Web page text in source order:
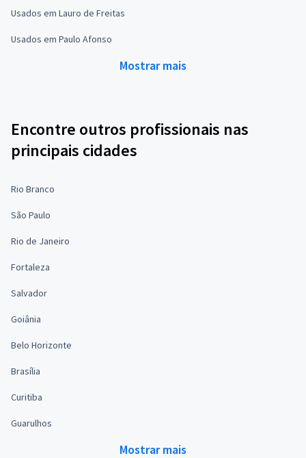
Usados em Lauro de Freitas
Usados em Paulo Afonso
Mostrar mais
Encontre outros profissionais nas
principais cidades
Rio Branco
São Paulo
Rio de Janeiro
Fortaleza
Salvador
Goiânia
Belo Horizonte
Brasília
Curitiba
Guarulhos
Mostrar mais